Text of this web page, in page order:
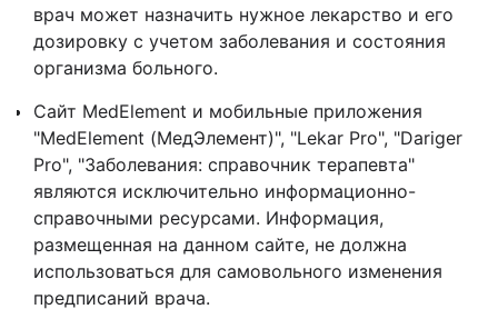
врач может назначить нужное лекарство и его
дозировку с учетом заболевания и состояния
организма больного.
Сайт MedElement и мобильные приложения
"MedElement (МедЭлемент)", "Lekar Pro", "Dariger
Pro", "Заболевания: справочник терапевта"
являются исключительно информационно-
справочными ресурсами. Информация,
размещенная на данном сайте, не должна
использоваться для самовольного изменения
предписаний врача.